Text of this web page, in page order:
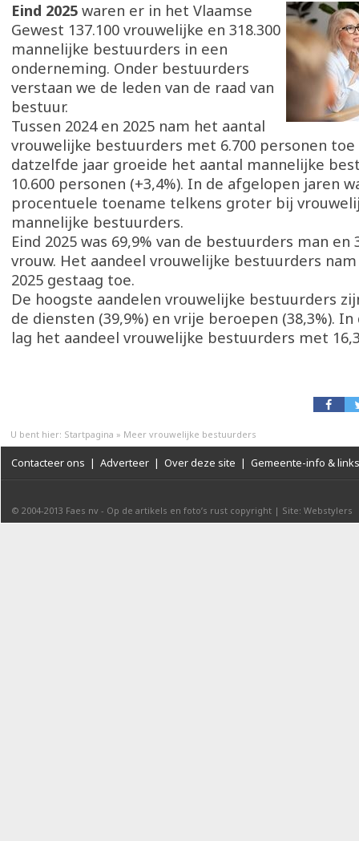
Eind 2025 waren er in het Vlaamse
Gewest 137.100 vrouwelijke en 318.300
mannelijke bestuurders in een
onderneming. Onder bestuurders
verstaan we de leden van de raad van
bestuur.
Tussen 2024 en 2025 nam het aantal
vrouwelijke bestuurders met 6.700 personen toe
datzelfde jaar groeide het aantal mannelijke
10.600 personen (+3,4%). In de afgelopen jaren
procentuele toename telkens groter bij
mannelijke bestuurders.
Eind 2025 was 69,9% van de bestuurders man en
vrouw. Het aandeel vrouwelijke bestuurders nam
2025 gestaag toe.
De hoogste aandelen vrouwelijke bestuurders
de diensten (39,9%) en vrije beroepen (38,3%).
lag het aandeel vrouwelijke bestuurders met
U bent hier: Startpagina » Meer vrouwelijke bestuurders
Contacteer ons | Adverteer | Over deze site | Gemeente-info & links
© 2004-2013 Faes nv - Op de artikels en foto’s rust copyright | Site: Webstylers